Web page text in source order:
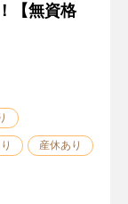
【無資格
産休あり